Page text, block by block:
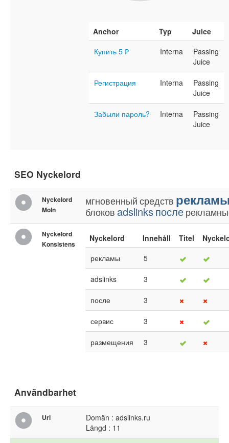
Anchor Typ
Juice
Купить 5 ₽
Interna
Passing
Juice
Регистрация Interna
Passing
Juice
Забыли пароль? Interna
Passing
Juice
SEO Nyckelord
Nyckelord
Moln
мгновенныйсредств
блоков adslinksпосле
Nyckelord
Konsistens
Nyckelord Innehåll Titel
рекламы
5
adslinks 3
после 3
сервис 3
размещения 3
Användbarhet
Url
Domän : adslinks.ru
Längd : 11